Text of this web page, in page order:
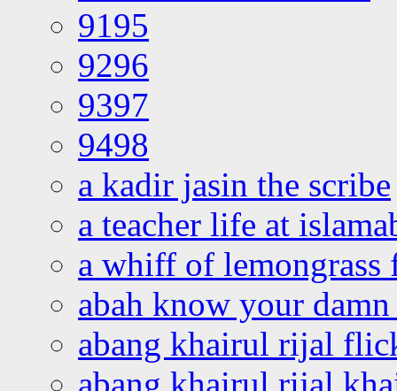
9195
9296
9397
9498
a kadir jasin the scribe
a teacher life at
a whiff of lemongrass
abah know your
abang khairul rijal